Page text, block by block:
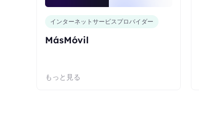
インターネットサービスプロバイダー
MásMóvil
もっと見る